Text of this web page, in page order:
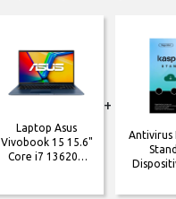
Laptop Asus
Vivobook 15 15.6"
Core i7 13620H
+
Antivirus